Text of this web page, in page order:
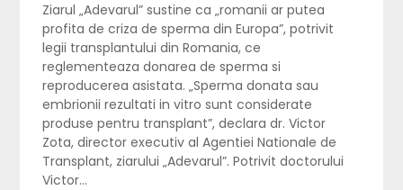
Ziarul „Adevarul” sustine ca „romanii ar putea
profita de criza de sperma din Europa”, potrivit
legii transplantului din Romania, ce
reglementeaza donarea de sperma si
reproducerea asistata. „Sperma donata sau
embrionii rezultati in vitro sunt considerate
produse pentru transplant”, declara dr. Victor
Zota, director executiv al Agentiei Nationale de
Transplant, ziarului „Adevarul”. Potrivit doctorului
Victor…